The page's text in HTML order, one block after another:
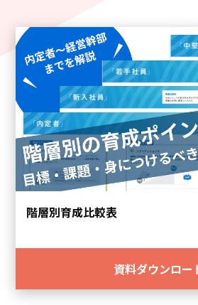
ン
階層別育成比較表
資料ダウンロー